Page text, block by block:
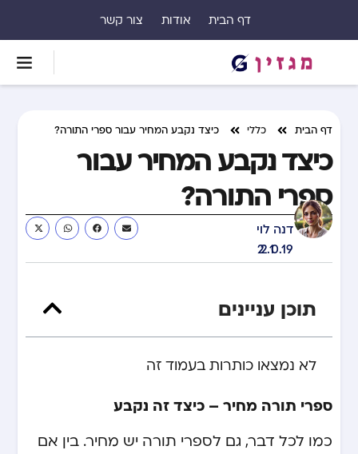
דף הבית אודות צור קשר
דף הבית כללי כיצד נקבע המחיר עבור ספרי התורה?
כיצד נקבע המחיר עבור
ספרי התורה?
דנה לוי
22.10.19
תוכן עניינים
לא נמצאו כותרות בעמוד זה
ספרי תורה מחיר – כיצד זה נקבע
כמו לכל דבר, גם לספרי תורה יש מחיר. בין אם